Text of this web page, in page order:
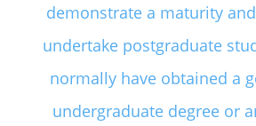
demonstrate a maturity
undertake postgraduate
normally have obtained a
undergraduate degree or